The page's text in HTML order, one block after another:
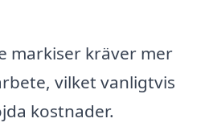
markiser kräver mer
vilket vanligtvis
kostnader.